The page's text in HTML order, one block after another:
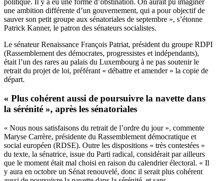
politique. Il y a eu une forme d’obstination. On aurait pu imaginer
une ambition différente d’un gouvernement, qui a pour objectif de
sauver son petit groupe aux sénatoriales de septembre », s’étonne
Patrick Kanner, le patron des sénateurs socialistes.
Le sénateur Renaissance François Patriat, président du groupe RDPI
(Rassemblement des démocrates, progressistes et indépendants),
était l’un des rares au palais du Luxembourg à ne pas soutenir le
retrait du projet de loi, préférant « débattre et amender » la copie de
départ.
« Plus cohérent aussi de poursuivre la navette dans
la sérénité », après les sénatoriales
« Nous nous satisfaisons du retrait de l’ordre du jour », commente
Maryse Carrère, présidente du Rassemblement démocratique et
social européen (RDSE). Outre les dispositions « très contestées »
du texte, la sénatrice, issue du Parti radical, considérait par ailleurs
que le moment était mal choisi en raison du calendrier électoral. « Il
y aura en octobre un Sénat renouvelé, donc il serait plus cohérent